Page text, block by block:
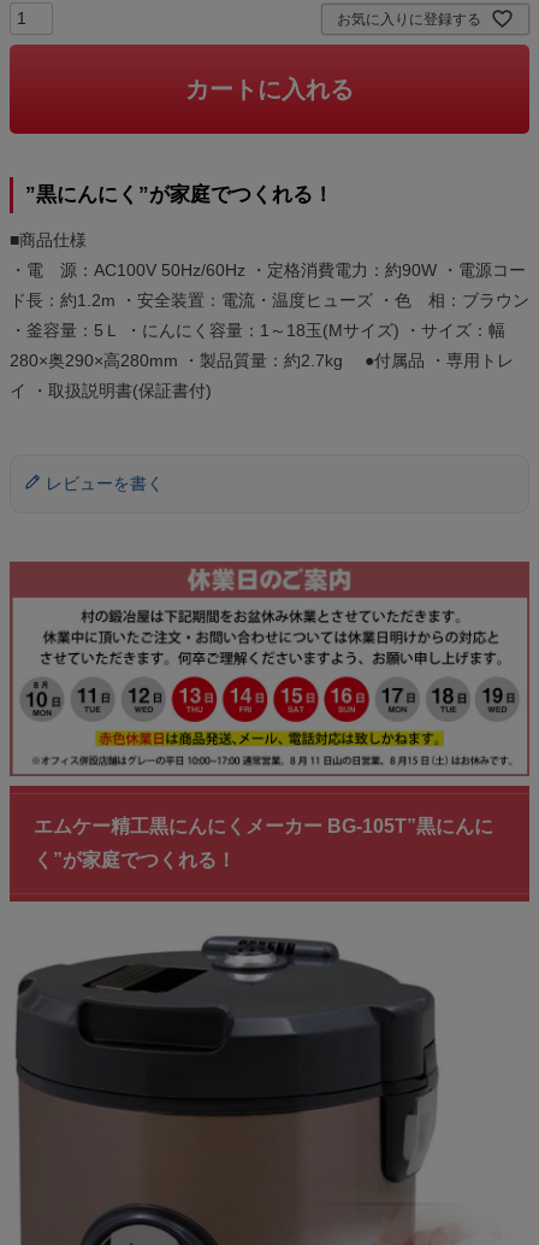
お気に入りに登録する
カートに入れる
”黒にんにく”が家庭でつくれる！
■商品仕様
・電 源：AC100V 50Hz/60Hz ・定格消費電力：約90W ・電源コー
ド長：約1.2m ・安全装置：電流・温度ヒューズ ・色 相：ブラウン
・釜容量：5Ｌ ・にんにく容量：1～18玉(Mサイズ) ・サイズ：幅
280×奥290×高280mm ・製品質量：約2.7kg ●付属品 ・専用トレ
イ ・取扱説明書(保証書付)
レビューを書く
エムケー精工黒にんにくメーカー BG-105T”黒にんに
く”が家庭でつくれる！